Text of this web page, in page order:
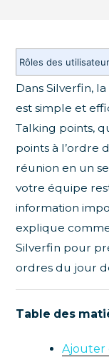
Rôles des
Dans Silverfin,
est simple et
Talking points,
points à l’ordre
réunion en un
votre équipe
information
explique
Silverfin pour
ordres du jour
Table des
Ajouter